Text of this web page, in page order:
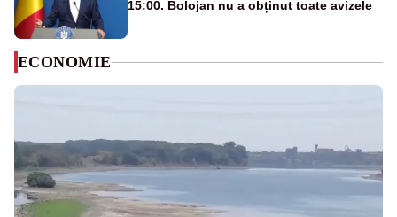
15:00. Bolojan nu a obținut toate avizele
ECONOMIE